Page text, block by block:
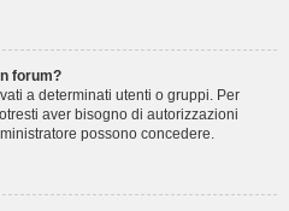
forum?
a determinati utenti o gruppi. Per
aver bisogno di autorizzazioni
possono concedere.